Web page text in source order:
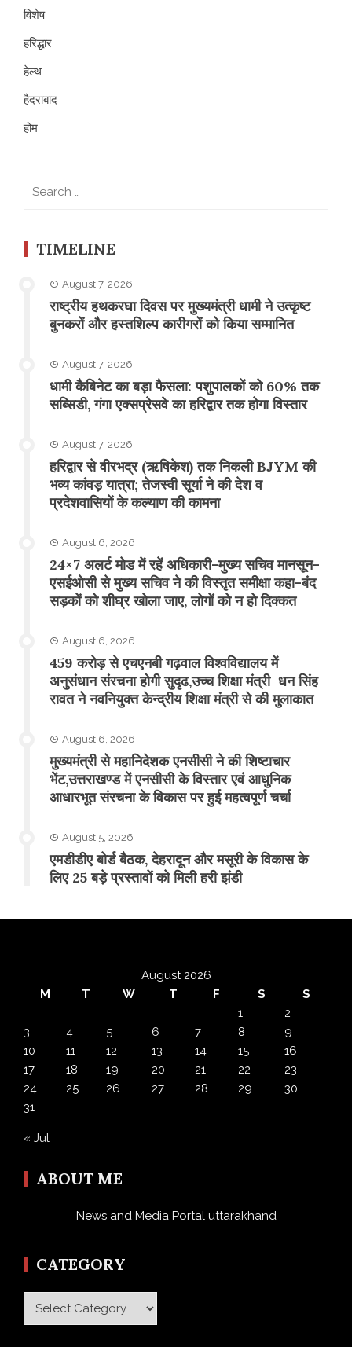
विशेष
हरिद्धार
हेल्थ
हैदराबाद
होम
TIMELINE
August 7, 2026
राष्ट्रीय हथकरघा दिवस पर मुख्यमंत्री धामी ने उत्कृष्ट
बुनकरों और हस्तशिल्प कारीगरों को किया सम्मानित
August 7, 2026
​धामी कैबिनेट का बड़ा फैसला: पशुपालकों को 60% तक
सब्सिडी, गंगा एक्सप्रेसवे का हरिद्वार तक होगा विस्तार
August 7, 2026
​हरिद्वार से वीरभद्र (ऋषिकेश) तक निकली BJYM की
भव्य कांवड़ यात्रा; तेजस्वी सूर्या ने की देश व
प्रदेशवासियों के कल्याण की कामना
August 6, 2026
24×7 अलर्ट मोड में रहें अधिकारी-मुख्य सचिव मानसून-
एसईओसी से मुख्य सचिव ने की विस्तृत समीक्षा कहा-बंद
सड़कों को शीघ्र खोला जाए, लोगों को न हो दिक्कत
August 6, 2026
459 करोड़ से एचएनबी गढ़वाल विश्वविद्यालय में
अनुसंधान संरचना होगी सुदृढ,उच्च शिक्षा मंत्री धन सिंह
रावत ने नवनियुक्त केन्द्रीय शिक्षा मंत्री से की मुलाकात
August 6, 2026
मुख्यमंत्री से महानिदेशक एनसीसी ने की शिष्टाचार
भेंट,उत्तराखण्ड में एनसीसी के विस्तार एवं आधुनिक
आधारभूत संरचना के विकास पर हुई महत्वपूर्ण चर्चा
August 5, 2026
एमडीडीए बोर्ड बैठक, देहरादून और मसूरी के विकास के
लिए 25 बड़े प्रस्तावों को मिली हरी झंडी
August 2026
M
T W T F S
S
1
2
3
4 5 6 7 8
9
10
11 12 13 14 15
16
17
18 19 20 21 22
23
24
25 26 27 28 29
30
31
« Jul
ABOUT ME
News and Media Portal uttarakhand
CATEGORY
Category